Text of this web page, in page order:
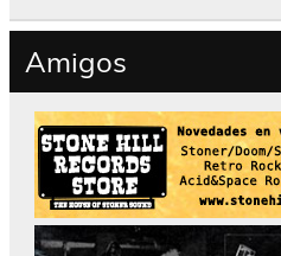
Amigos